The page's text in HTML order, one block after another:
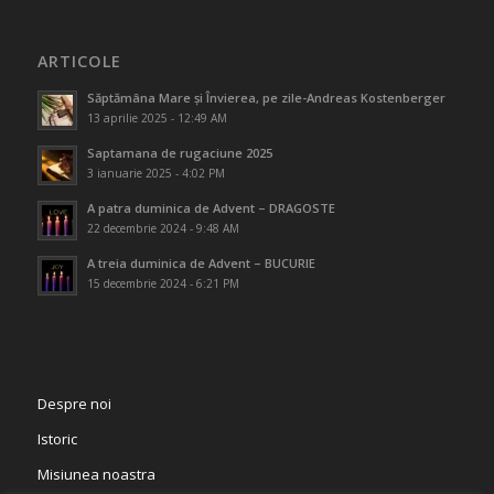
ARTICOLE
Săptămâna Mare și Învierea, pe zile-Andreas Kostenberger
13 aprilie 2025 - 12:49 AM
Saptamana de rugaciune 2025
3 ianuarie 2025 - 4:02 PM
A patra duminica de Advent – DRAGOSTE
22 decembrie 2024 - 9:48 AM
A treia duminica de Advent – BUCURIE
15 decembrie 2024 - 6:21 PM
Despre noi
Istoric
Misiunea noastra